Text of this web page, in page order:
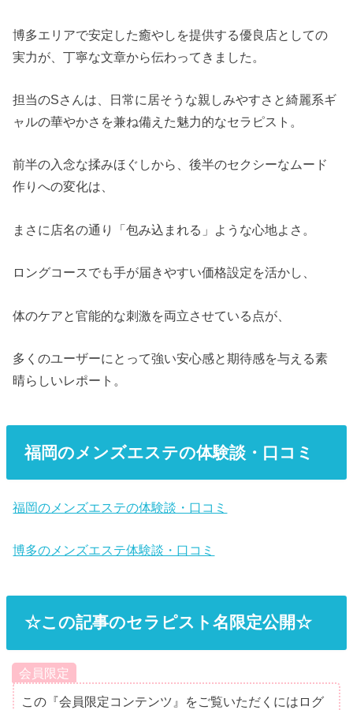
博多エリアで安定した癒やしを提供する優良店としての
実力が、丁寧な文章から伝わってきました。
担当のSさんは、日常に居そうな親しみやすさと綺麗系ギ
ャルの華やかさを兼ね備えた魅力的なセラピスト。
前半の入念な揉みほぐしから、後半のセクシーなムード
作りへの変化は、
まさに店名の通り「包み込まれる」ような心地よさ。
ロングコースでも手が届きやすい価格設定を活かし、
体のケアと官能的な刺激を両立させている点が、
多くのユーザーにとって強い安心感と期待感を与える素
晴らしいレポート。
福岡のメンズエステの体験談・口コミ
福岡のメンズエステの体験談・口コミ
博多のメンズエステ体験談・口コミ
☆この記事のセラピスト名限定公開☆
会員限定
この『会員限定コンテンツ』をご覧いただくにはログ